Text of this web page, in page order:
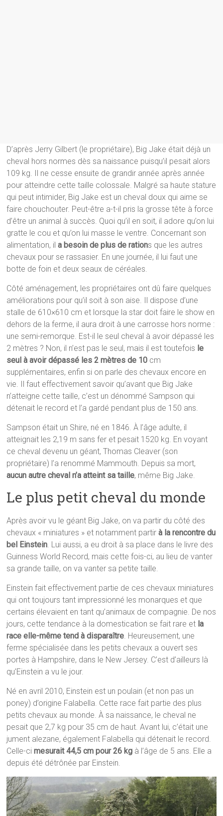
D’après Jerry Gilbert (le propriétaire), Big Jake était déjà un
cheval hors normes dès sa naissance puisqu’il pesait alors
109 kg. Il ne cesse ensuite de grandir année après année
pour atteindre cette taille colossale. Malgré sa haute stature
qui peut intimider, Big Jake est un cheval doux qui aime se
faire chouchouter. Peut-être a-t-il pris la grosse tête à force
d’être un animal à succès. Quoi qu’il en soit, il adore qu’on lui
gratte le cou et qu’on lui masse le ventre. Concernant son
alimentation, ila besoin de plus de rations que les autres
chevaux pour se rassasier. En une journée, il lui faut une
botte de foin et deux seaux de céréales.
Côté aménagement, les propriétaires ont dû faire quelques
améliorations pour qu’il soit à son aise. Il dispose d’une
stalle de 610×610 cm et lorsque la star doit faire le show en
dehors de la ferme, il aura droit à une carrosse hors norme :
une semi-remorque. Est-il le seul cheval à avoir dépassé les
2 mètres ? Non, il n’est pas le seul, mais il est toutefois le
seul à avoir dépassé les 2 mètres de 10 cm
supplémentaires, enfin si on parle des chevaux encore en
vie. Il faut effectivement savoir qu’avant que Big Jake
n’atteigne cette taille, c’est un dénommé Sampson qui
détenait le record et l’a gardé pendant plus de 150 ans.
Sampson était un Shire, né en 1846. À l’âge adulte, il
atteignait les 2,19 m sans fer et pesait 1520 kg. En voyant
ce cheval devenu un géant, Thomas Cleaver (son
propriétaire) l’a renommé Mammouth. Depuis sa mort,
aucun autre cheval n’a atteint sa taille, même Big Jake.
Le plus petit cheval du monde
Après avoir vu le géant Big Jake, on va partir du côté des
chevaux « miniatures » et notamment partirà la rencontre du
bel Einstein. Lui aussi, a eu droit à sa place dans le livre des
Guinness World Record, mais cette fois-ci, au lieu de vanter
sa grande taille, on va vanter sa petite taille.
Einstein fait effectivement partie de ces chevaux miniatures
qui ont toujours tant impressionné les monarques et que
certains élevaient en tant qu’animaux de compagnie. De nos
jours, cette tendance à la domestication se fait rare et la
race elle-même tend à disparaître. Heureusement, une
ferme spécialisée dans les petits chevaux a ouvert ses
portes à Hampshire, dans le New Jersey. C’est d’ailleurs là
qu’Einstein a vu le jour.
Né en avril 2010, Einstein est un poulain (et non pas un
poney) d’origine Falabella. Cette race fait partie des plus
petits chevaux au monde. À sa naissance, le cheval ne
pesait que 2,7 kg pour 35 cm de haut. Avant lui, c’était une
jument alezane, également Falabella qui détenait le record.
Celle-cimesurait 44,5 cm pour 26 kg à l’âge de 5 ans. Elle a
depuis été détrônée par Einstein.